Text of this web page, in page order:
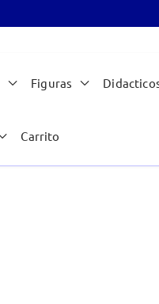
Figuras
Carrito